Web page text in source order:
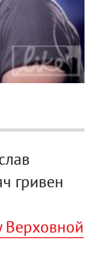
гривен
Верховной